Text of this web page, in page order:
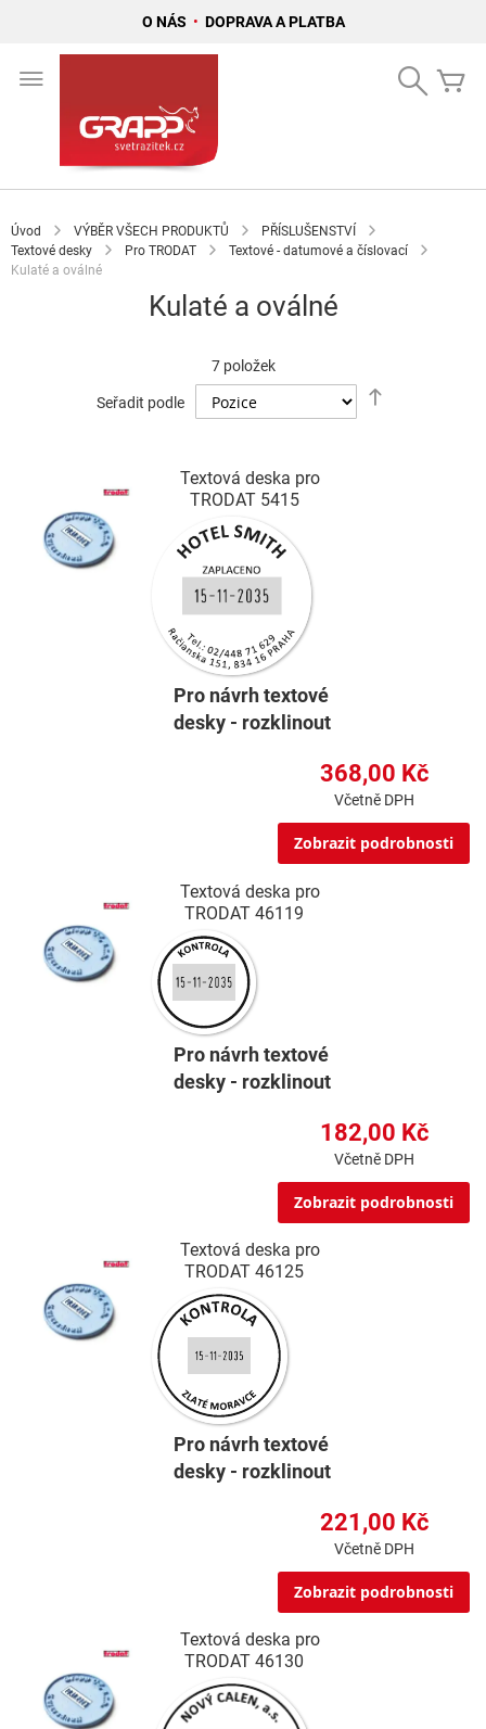
O NÁS • DOPRAVA A PLATBA
Search
Úvod VÝBĚR VŠECH PRODUKTŮ
PŘÍSLUŠENSTVÍ
Textové desky
Pro TRODAT
Textové - datumové a číslovací
Kulaté a oválné
Kulaté a oválné
7položek
Seřadit podle
Textová deska pro
TRODAT 5415
Pro návrh textové
desky - rozklinout
368,00 Kč
Včetně DPH
Zobrazit podrobnosti
Textová deska pro
TRODAT 46119
Pro návrh textové
desky - rozklinout
182,00 Kč
Včetně DPH
Zobrazit podrobnosti
Textová deska pro
TRODAT 46125
Pro návrh textové
desky - rozklinout
221,00 Kč
Včetně DPH
Zobrazit podrobnosti
Textová deska pro
TRODAT 46130